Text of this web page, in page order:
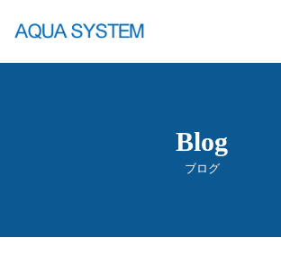
Blog
ブログ